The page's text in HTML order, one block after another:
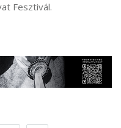
Fesztivál.